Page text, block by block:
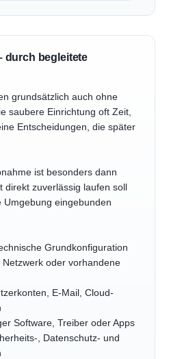
durch begleitete
grundsätzlich auch ohne
saubere Einrichtung oft Zeit,
Entscheidungen, die später
ist besonders dann
direkt zuverlässig laufen soll
eingebunden
Grundkonfiguration
Netzwerk oder vorhandene
E-Mail, Cloud-
Software, Treiber oder Apps
, Datenschutz- und